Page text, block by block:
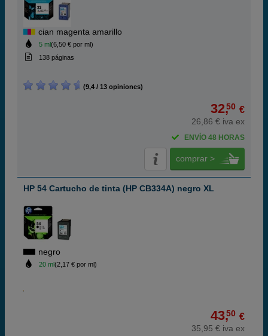
cian magenta amarillo
5 ml(6,50 € por ml)
138 páginas
(9,4 / 13 opiniones)
32,50 €
26,86 € iva ex
ENVÍO 48 HORAS
comprar >
HP 54 Cartucho de tinta (HP CB334A) negro XL
negro
20 ml(2,17 € por ml)
43,50 €
35,95 € iva ex